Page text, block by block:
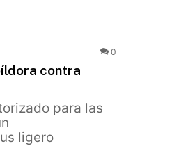
0
contra
para las
ligero